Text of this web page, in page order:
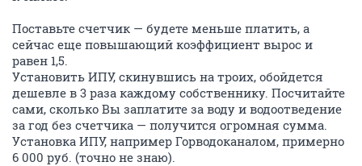
Поставьте счетчик — будете меньше платить, а
сейчас еще повышающий коэффициент вырос и
равен 1,5.
Установить ИПУ, скинувшись на троих, обойдется
дешевле в 3 раза каждому собственнику. Посчитайте
сами, сколько Вы заплатите за воду и водоотведение
за год без счетчика — получится огромная сумма.
Установка ИПУ, например Горводоканалом, примерно
6 000 руб. (точно не знаю).